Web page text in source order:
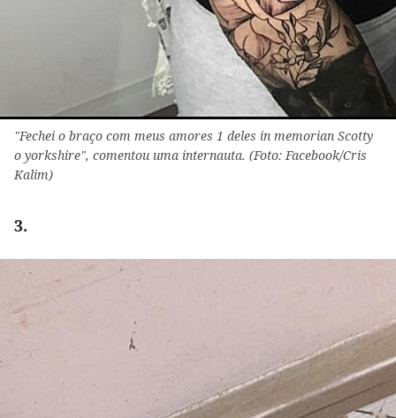
"Fechei o braço com meus amores 1 deles in memorian Scotty
o yorkshire", comentou uma internauta. (Foto: Facebook/Cris
Kalim)
3.